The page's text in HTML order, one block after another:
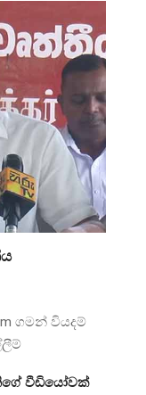
ගමන් වියදම්
වීඩියෝවක්